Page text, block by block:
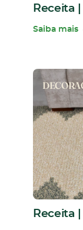
Receita
Saiba mais
Receita